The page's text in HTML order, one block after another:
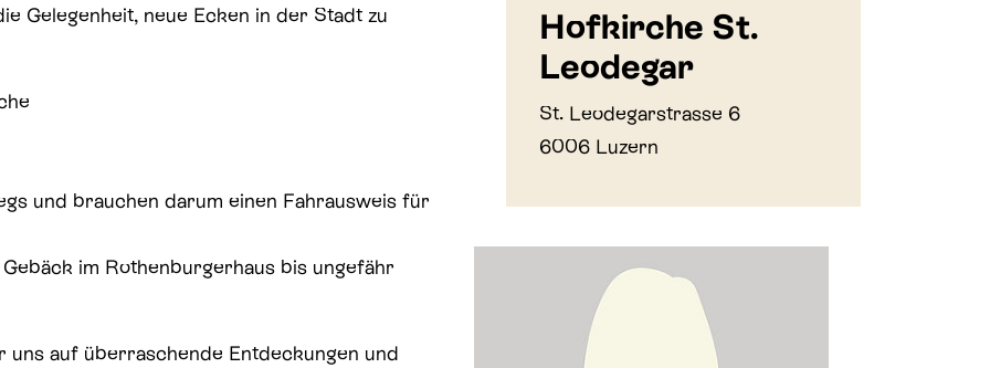
Gelegenheit, neue Ecken in der Stadt zu
und brauchen darum einen Fahrausweis für
im Rothenburgerhaus bis ungefähr
auf überraschende Entdeckungen und
Hofkirche St.
Leodegar
St. Leodegarstrasse 6
6006 Luzern